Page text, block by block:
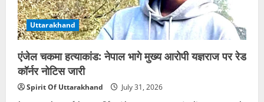
Uttarakhand
एंजेल चकमा हत्याकांड: नेपाल भागे मुख्य आरोपी यज्ञराज पर रेड
कॉर्नर नोटिस जारी
Spirit Of Uttarakhand July 31, 2026